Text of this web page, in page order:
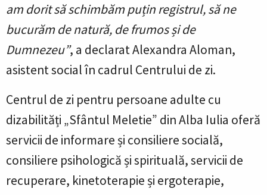
am dorit să schimbăm puțin registrul, să ne
bucurăm de natură, de frumos și de
Dumnezeu”, a declarat Alexandra Aloman,
asistent social în cadrul Centrului de zi.
Centrul de zi pentru persoane adulte cu
dizabilități „Sfântul Meletie” din Alba Iulia oferă
servicii de informare și consiliere socială,
consiliere psihologică și spirituală, servicii de
recuperare, kinetoterapie și ergoterapie,